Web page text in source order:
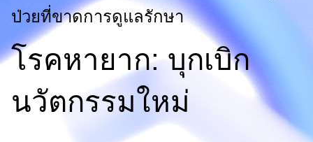
ป่วยที่ขาดการดูแลรักษา​
โรคหายาก: บุกเบิก
นวัตกรรมใหม่​